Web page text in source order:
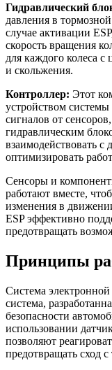
Гидравлический
давления в
случае активации
скорость вращения
для каждого колеса
и скольжения.
Контроллер: Этот
устройством
сигналов от
гидравлическим
взаимодействовать
оптимизировать
Сенсоры и
работают вместе,
изменения в
ESP эффективно
предотвращать
Принципы
Система электронной
система,
безопасности
использовании
позволяют
предотвращать сход